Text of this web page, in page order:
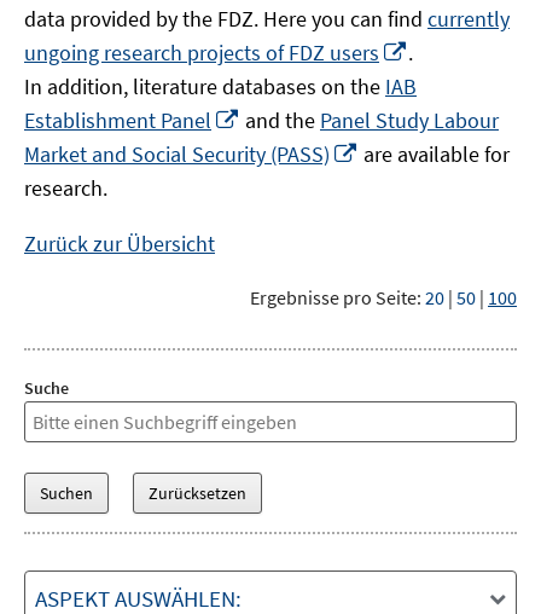
data provided by the FDZ. Here you can find currently
ungoing research projects of FDZ users
neuem
Fenster
öffnen
.
In addition, literature databases on the IAB
Establishment Panel
In
neuem
Fenster
and the Panel Study Labour
Market and Social Security (PASS)
In
are available for
research.
Zurück zur Übersicht
Ergebnisse pro Seite: 20 | 50 | 100
Suche
ASPEKT AUSWÄHLEN: